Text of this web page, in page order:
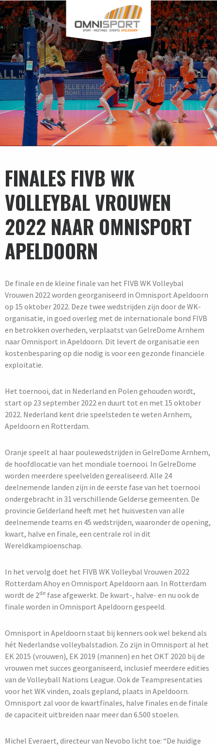
FINALES FIVB WK
VOLLEYBAL VROUWEN
2022 NAAR OMNISPORT
APELDOORN
De finale en de kleine finale van het FIVB WK Volleybal
Vrouwen 2022 worden georganiseerd in Omnisport Apeldoorn
op 15 oktober 2022. Deze twee wedstrijden zijn door de WK-
organisatie, in goed overleg met de internationale bond FIVB
en betrokken overheden, verplaatst van GelreDome Arnhem
naar Omnisport in Apeldoorn. Dit levert de organisatie een
kostenbesparing op die nodig is voor een gezonde financiële
exploitatie.
Het toernooi, dat in Nederland en Polen gehouden wordt,
start op 23 september 2022 en duurt tot en met 15 oktober
2022. Nederland kent drie speelsteden te weten Arnhem,
Apeldoorn en Rotterdam.
Oranje speelt al haar poulewedstrijden in GelreDome Arnhem,
de hoofdlocatie van het mondiale toernooi. In GelreDome
worden meerdere speelvelden gerealiseerd. Alle 24
deelnemende landen zijn in de eerste fase van het toernooi
ondergebracht in 31 verschillende Gelderse gemeenten. De
provincie Gelderland heeft met het huisvesten van alle
deelnemende teams en 45 wedstrijden, waaronder de opening,
kwart, halve en finale, een centrale rol in dit
Wereldkampioenschap.
In het vervolg doet het FIVB WK Volleybal Vrouwen 2022
Rotterdam Ahoy en Omnisport Apeldoorn aan. In Rotterdam
wordt de 2de fase afgewerkt. De kwart-, halve- en nu ook de
finale worden in Omnisport Apeldoorn gespeeld.
Omnisport in Apeldoorn staat bij kenners ook wel bekend als
hét Nederlandse volleybalstadion. Zo zijn in Omnisport al het
EK 2015 (vrouwen), EK 2019 (mannen) en het OKT 2020 bij de
vrouwen met succes georganiseerd, inclusief meerdere edities
van de Volleyball Nations League. Ook de Teampresentaties
voor het WK vinden, zoals gepland, plaats in Apeldoorn.
Omnisport zal voor de kwartfinales, halve finales en de finale
de capaciteit uitbreiden naar meer dan 6.500 stoelen.
Michel Everaert, directeur van Nevobo licht toe: “De huidige